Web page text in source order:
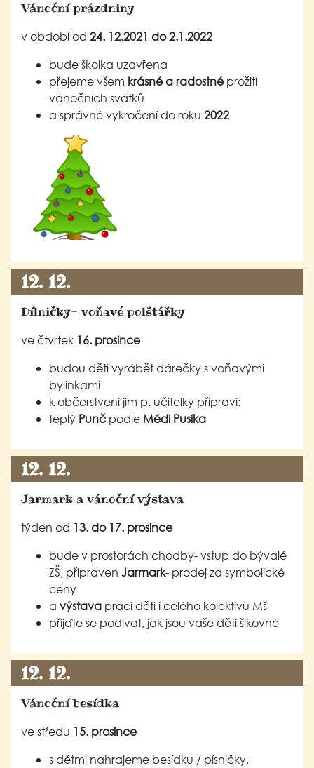
Vánoční prázdniny
v období od 24. 12.2021 do 2.1.2022
bude školka uzavřena
přejeme všem krásné a radostnéprožití
vánočních svátků
a správné vykročení do roku 2022
12. 12.
Dílničky- voňavé polštářky
ve čtvrtek 16. prosince
budou děti vyrábět dárečky s voňavými
bylinkami
k občerstvení jim p. učitelky připraví:
teplý Punč podle Médi Pusíka
12. 12.
Jarmark a vánoční výstava
týden od 13. do 17. prosince
bude v prostorách chodby- vstup do bývalé
ZŠ, připraven Jarmark- prodej za symbolické
ceny
a výstava prací dětí i celého kolektivu Mš
přijďte se podívat, jak jsou vaše děti šikovné
12. 12.
Vánoční besídka
ve středu 15. prosince
s dětmi nahrajeme besídku / písničky,